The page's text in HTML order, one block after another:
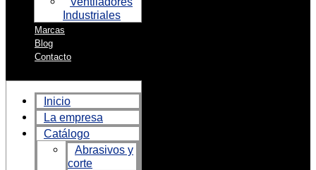
Industriales
Marcas
Blog
Contacto
Inicio
La empresa
Catálogo
Abrasivos y
corte